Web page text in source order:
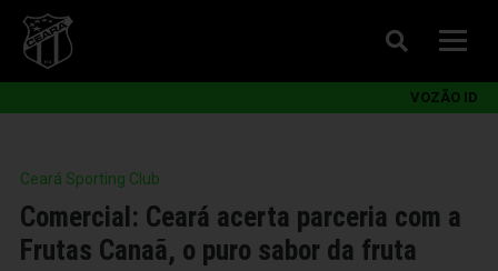
VOZÃO ID
Ceará Sporting Club
Comercial: Ceará acerta parceria com a
Frutas Canaã, o puro sabor da fruta